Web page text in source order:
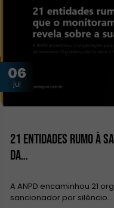
06
jul
21 entidades rumo à
da…
A ANPD encaminhou 21
sancionador por silêncio…